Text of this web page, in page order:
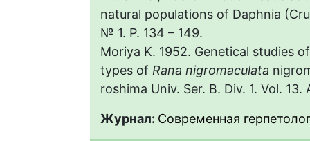
natural populations of Daphnia
№ 1. P. 134 – 149.
Moriya K. 1952. Genetical studies
types of Rana nigromaculata
roshima Univ. Ser. B. Div. 1. Vol. 13.
Журнал: Современная